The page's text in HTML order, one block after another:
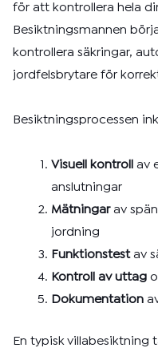
för att kontrollera hela
Besiktningsmannen
kontrollera säkringar,
jordfelsbrytare för
Besiktningsprocessen
Visuell kontroll av
anslutningar
Mätningarav
jordning
Funktionstestav
Kontroll av uttag
Dokumentation
En typisk villabesiktning